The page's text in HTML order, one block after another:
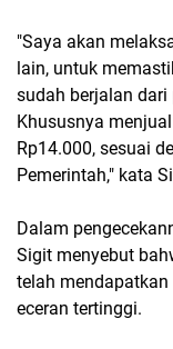
"Saya akan
lain, untuk
sudah berjalan
Khususnya
Rp14.000, sesuai
Pemerintah," kata
Dalam
Sigit menyebut
telah
eceran tertinggi.